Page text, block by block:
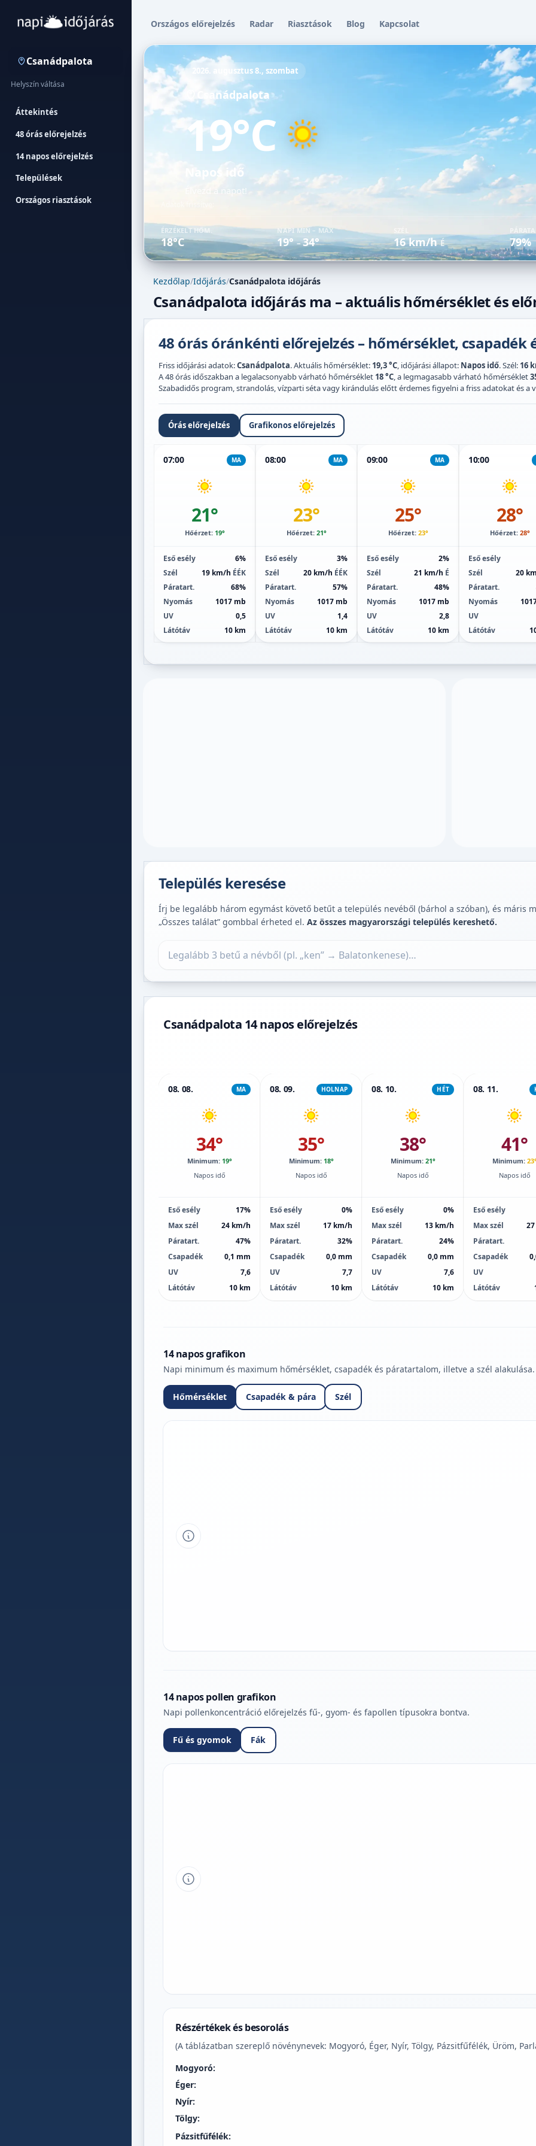
Csanádpalota
Helyszín váltása
Áttekintés
48 órás előrejelzés
14 napos előrejelzés
Települések
Országos riasztások
Országos előrejelzés Radar Riasztások Blog Kapcsolat
2026. augusztus 8., szombat
Csanádpalota
19°C
Napos idő
Élvezd a napot!
ÉRZÉKELT HŐM.
18°C
NAPI MIN – MAX
19° –34° 16 km/hÉ 79%
Kezdőlap/Időjárás/Csanádpalota időjárás
Csanádpalota időjárás ma – aktuális hőmérséklet és
48 órás óránkénti előrejelzés – hőmérséklet, csapadék
Friss időjárási adatok:Csanádpalota. Aktuális hőmérséklet: 19,3 °C, időjárási állapot: Napos idő. Szél: 16
A 48 órás időszakban a legalacsonyabb várható hőmérséklet 18 °C, a legmagasabb várható hőmérséklet
Szabadidős program, strandolás, vízparti séta vagy kirándulás előtt érdemes figyelni a friss adatokat és a
Órás előrejelzés Grafikonos előrejelzés
07:00 MA
21°
Hőérzet: 19°
Eső esély
6%
Szél
19 km/h ÉÉK
Páratart.
68%
Nyomás
1017 mb
UV
0,5
Látótáv
10 km
08:00 MA
23°
Hőérzet: 21°
Eső esély
3%
Szél
20 km/h ÉÉK
Páratart.
57%
Nyomás
1017 mb
UV
1,4
Látótáv
10 km
09:00 MA
25°
Hőérzet: 23°
Eső esély
2%
Szél
21 km/h É
Páratart.
48%
Nyomás
1017 mb
UV
2,8
Látótáv
10 km
10:00
28°
Hőérzet: 28°
Eső esély
Szél
20
Páratart.
Nyomás
UV
Látótáv
Település keresése
Írj be legalább három egymást követő betűt a település nevéből (bárhol a szóban), és máris
„Összes találat” gombbal érheted el. Az összes magyarországi település kereshető.
Csanádpalota 14 napos előrejelzés
08. 08. MA
34°
Minimum: 19°
Napos idő
Eső esély
17%
Max szél
24 km/h
Páratart.
47%
Csapadék
0,1 mm
UV
7,6
Látótáv
10 km
08. 09. HOLNAP
35°
Minimum: 18°
Napos idő
Eső esély
0%
Max szél
17 km/h
Páratart.
32%
Csapadék
0,0 mm
UV
7,7
Látótáv
10 km
08. 10. HÉT
38°
Minimum: 21°
Napos idő
Eső esély
0%
Max szél
13 km/h
Páratart.
24%
Csapadék
0,0 mm
UV
7,6
Látótáv
10 km
08. 11.
41°
Minimum:
Napos idő
Eső esély
Max szél
Páratart.
Csapadék
UV
Látótáv
14 napos grafikon
Napi minimum és maximum hőmérséklet, csapadék és páratartalom, illetve a szél alakulása.
Hőmérséklet Csapadék & pára Szél
Tipp a grafikon jelmagyarázatához
14 napos pollen grafikon
Napi pollenkoncentráció előrejelzés fű-, gyom- és fapollen típusokra bontva.
Fű és gyomok Fák
Tipp a grafikon jelmagyarázatához
Részértékek és besorolás
(A táblázatban szereplő növénynevek: Mogyoró, Éger, Nyír, Tölgy, Pázsitfűfélék, Üröm,
Mogyoró:
Éger:
Nyír:
Tölgy:
Pázsitfűfélék: